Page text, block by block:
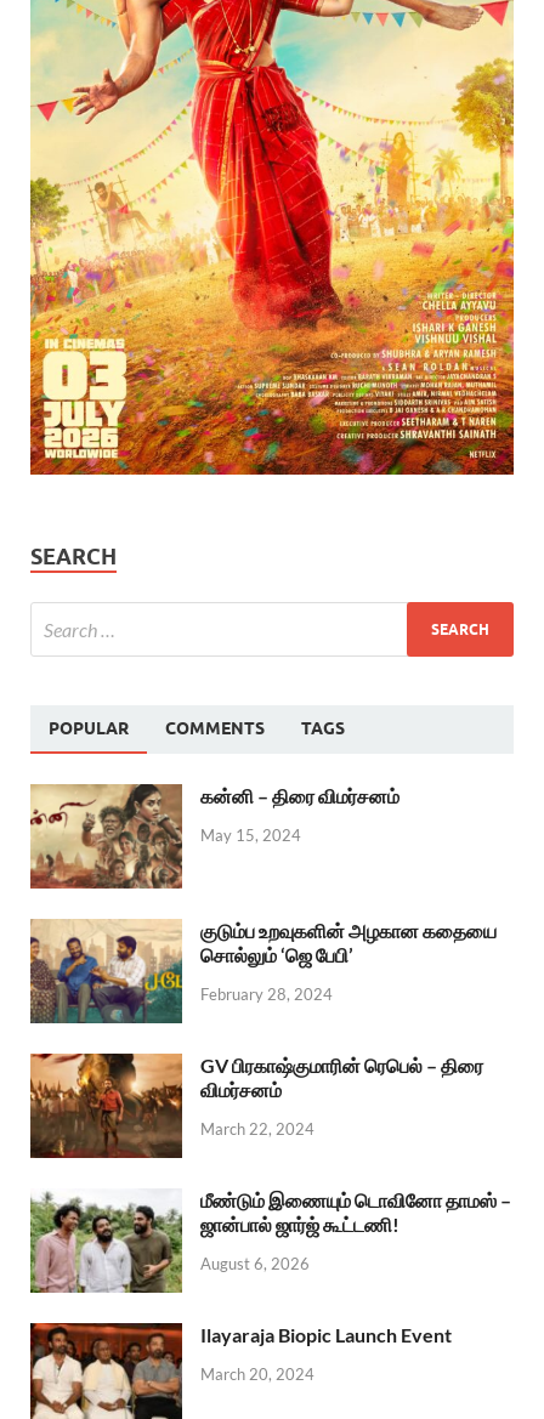
SEARCH
POPULAR COMMENTS TAGS
கன்னி – திரை விமர்சனம்
May 15, 2024
குடும்ப உறவுகளின் அழகான கதையை
சொல்லும் ‘ஜெ பேபி’
February 28, 2024
GV பிரகாஷ்குமாரின் ரெபெல் – திரை
விமர்சனம்
March 22, 2024
மீண்டும் இணையும் டொவினோ தாமஸ் –
ஜான்பால் ஜார்ஜ் கூட்டணி!
August 6, 2026
Ilayaraja Biopic Launch Event
March 20, 2024